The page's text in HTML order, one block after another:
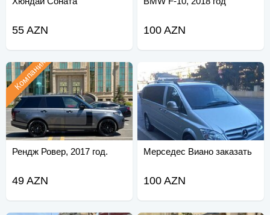
55 AZN 100 AZN
Рендж Ровер, 2017 год.
Компания
49 AZN
Мерседес Виано заказать
100 AZN